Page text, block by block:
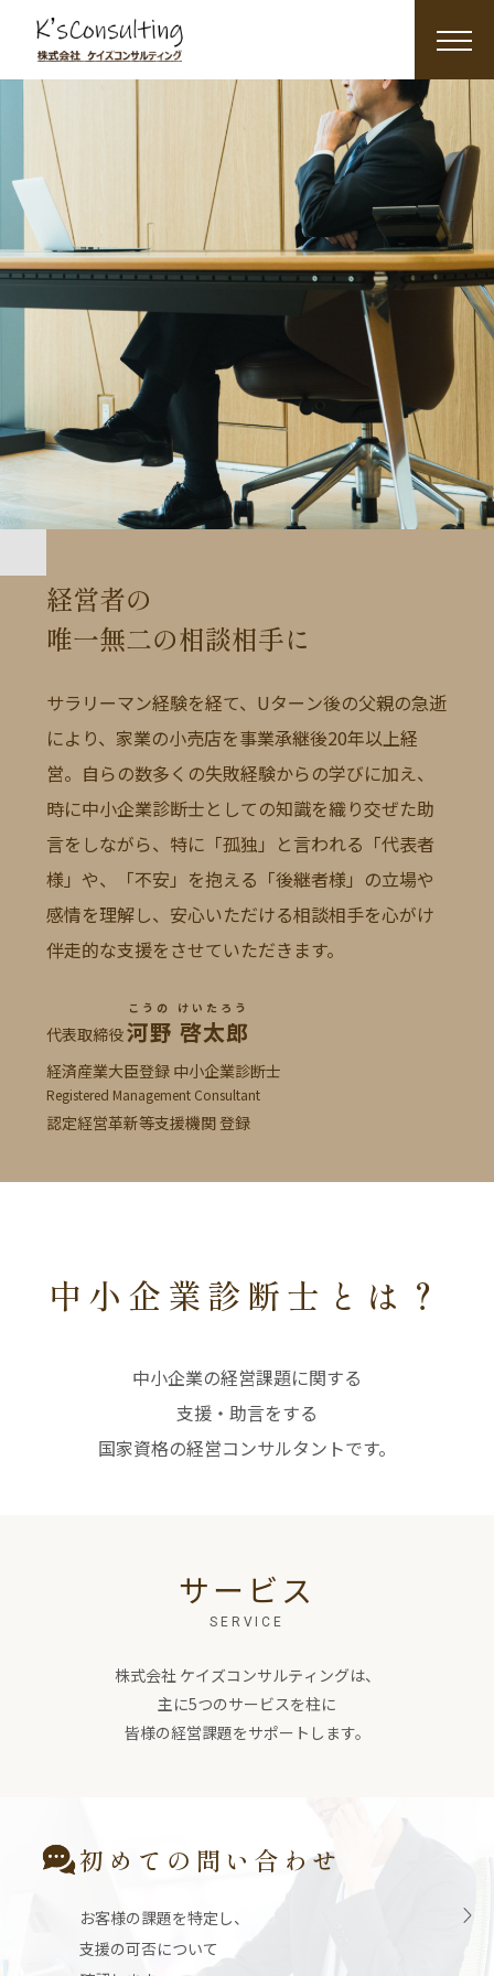
経営者の
唯一無二の相談相手に
サラリーマン経験を経て、Uターン後の父親の急逝
により、家業の小売店を事業承継後20年以上経
営。自らの数多くの失敗経験からの学びに加え、
時に中小企業診断士としての知識を織り交ぜた助
言をしながら、特に「孤独」と言われる「代表者
様」や、「不安」を抱える「後継者様」の立場や
感情を理解し、安心いただける相談相手を心がけ
伴走的な支援をさせていただきます。
代表取締役河野 啓太郎
こうの けいたろう
経済産業大臣登録 中小企業診断士
Registered Management Consultant
認定経営革新等支援機関 登録
中小企業診断士とは？
中小企業の経営課題に関する
支援・助言をする
国家資格の経営コンサルタントです。
サービス
SERVICE
株式会社 ケイズコンサルティングは、
主に5つのサービスを柱に
皆様の経営課題をサポートします。
初めての問い合わせ
お客様の課題を特定し、
支援の可否について